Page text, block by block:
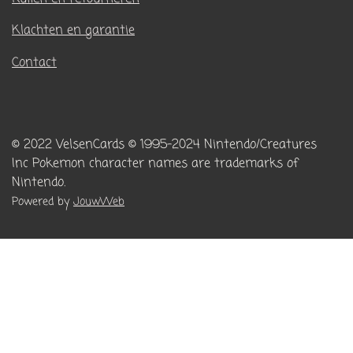
Klachten en garantie
Contact
© 2022 VelsenCards © 1995-2024 Nintendo/Creatures
Inc Pokemon character names are trademarks of
Nintendo.
Powered byJouwWeb